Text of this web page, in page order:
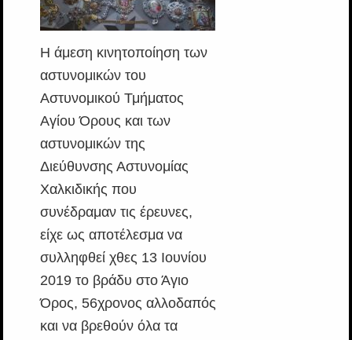
Η άμεση κινητοποίηση των
αστυνομικών του
Αστυνομικού Τμήματος
Αγίου Όρους και των
αστυνομικών της
Διεύθυνσης Αστυνομίας
Χαλκιδικής που
συνέδραμαν τις έρευνες,
είχε ως αποτέλεσμα να
συλληφθεί χθες 13 Ιουνίου
2019 το βράδυ στο Άγιο
Όρος, 56χρονος αλλοδαπός
και να βρεθούν όλα τα